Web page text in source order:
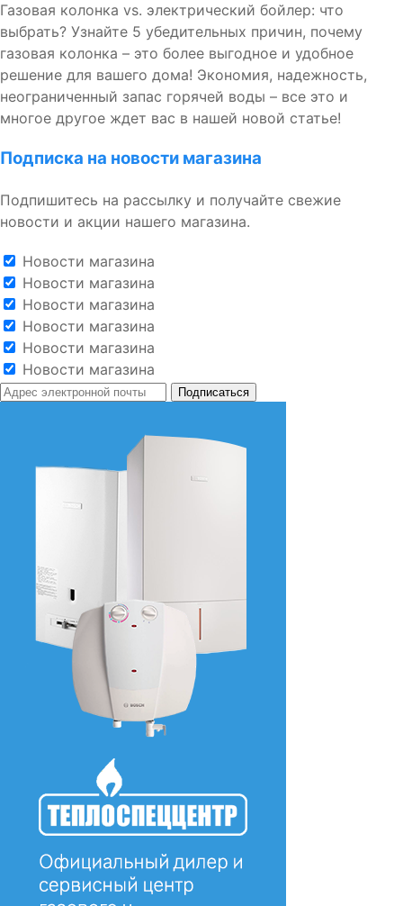
Газовая колонка vs. электрический бойлер: что
выбрать? Узнайте 5 убедительных причин, почему
газовая колонка – это более выгодное и удобное
решение для вашего дома! Экономия, надежность,
неограниченный запас горячей воды – все это и
многое другое ждет вас в нашей новой статье!
Подписка на новости магазина
Подпишитесь на рассылку и получайте свежие
новости и акции нашего магазина.
Новости магазина
Новости магазина
Новости магазина
Новости магазина
Новости магазина
Новости магазина